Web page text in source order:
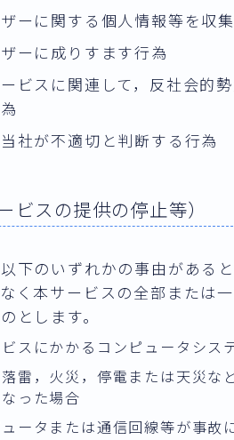
ーに関する個人情報等を収
ーに成りすます行為
ビスに関連して，反社会的
社が不適切と判断する行為
ビスの提供の停止等）
下のいずれかの事由がある
く本サービスの全部または
とします。
スにかかるコンピュータシス
雷，火災，停電または天災な
った場合
ータまたは通信回線等が事故